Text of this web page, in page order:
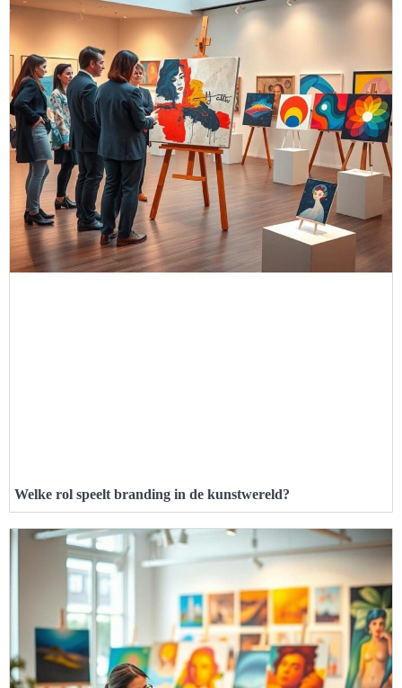
Welke rol speelt branding in de kunstwereld?